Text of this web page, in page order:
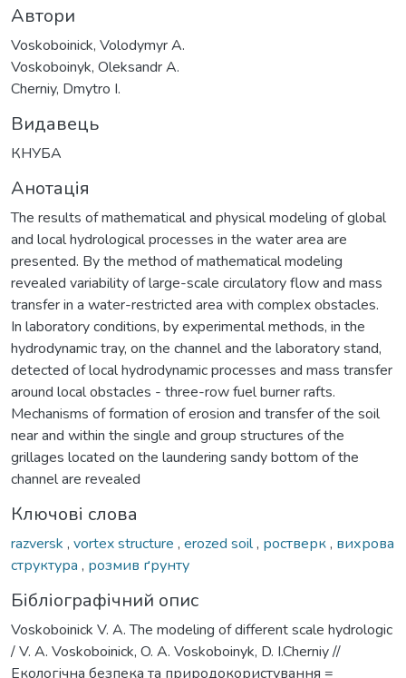
Автори
Voskoboinick, Volodymyr A.
Voskoboinyk, Oleksandr A.
Cherniy, Dmytro I.
Видавець
КНУБА
Анотація
The results of mathematical and physical modeling of global
and local hydrological processes in the water area are
presented. By the method of mathematical modeling
revealed variability of large-scale circulatory flow and mass
transfer in a water-restricted area with complex obstacles.
In laboratory conditions, by experimental methods, in the
hydrodynamic tray, on the channel and the laboratory stand,
detected of local hydrodynamic processes and mass transfer
around local obstacles - three-row fuel burner rafts.
Mechanisms of formation of erosion and transfer of the soil
near and within the single and group structures of the
grillages located on the laundering sandy bottom of the
channel are revealed
Ключові слова
razversk , vortex structure , erozed soil, ростверк, вихрова
структура , розмив ґрунту
Бібліографічний опис
Voskoboinick V. A. The modeling of different scale hydrologic
/ V. A. Voskoboinick, O. A. Voskoboinyk, D. I.Cherniy //
Екологічна безпека та природокористування =